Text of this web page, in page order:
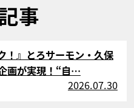
事
！』とろサーモン・久保
画が実現！“自…
2026.07.30